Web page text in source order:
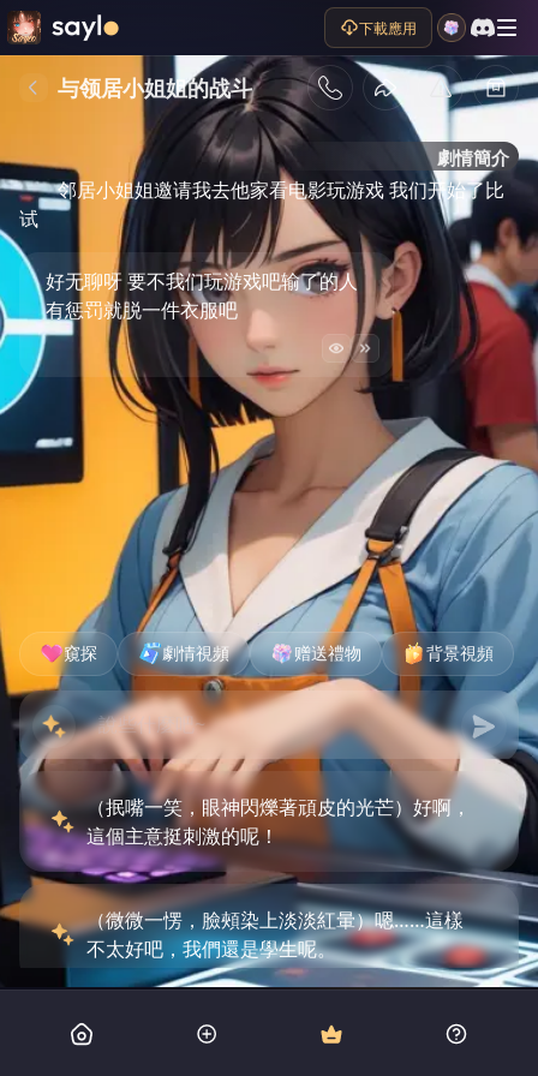
下載應用
与领居小姐姐的战斗
劇情簡介
邻居小姐姐邀请我去他家看电影玩游戏 我们开始了比
试
好无聊呀 要不我们玩游戏吧输了的人
有惩罚就脱一件衣服吧
窺探 劇情視頻 赠送禮物 背景視頻
（抿嘴一笑，眼神閃爍著頑皮的光芒）好啊，
這個主意挺刺激的呢！
（微微一愣，臉頰染上淡淡紅暈）嗯……這樣
不太好吧，我們還是學生呢。